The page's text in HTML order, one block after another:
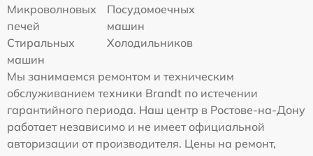
Микроволновых
печей
Посудомоечных
машин
Стиральных
машин
Холодильников
Мы занимаемся ремонтом и техническим
обслуживанием техники Brandt по истечении
гарантийного периода. Наш центр в Ростове-на-Дону
работает независимо и не имеет официальной
авторизации от производителя. Цены на ремонт,